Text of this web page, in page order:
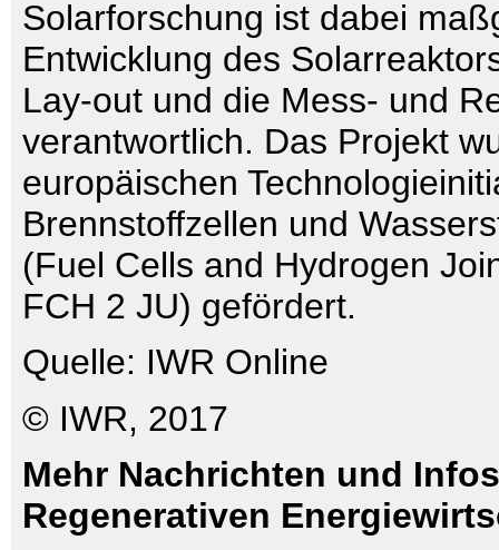
Solarforschung ist dabei
Entwicklung des
Lay-out und die Mess- und
verantwortlich. Das Projekt
europäischen
Brennstoffzellen und
(Fuel Cells and Hydrogen
FCH 2 JU) gefördert.
Quelle: IWR Online
© IWR, 2017
Mehr Nachrichten und
Regenerativen